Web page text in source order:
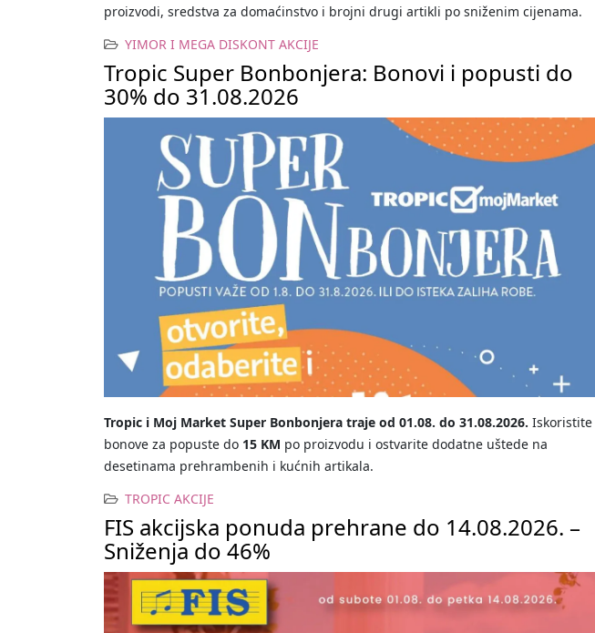
proizvodi, sredstva za domaćinstvo i brojni drugi artikli po sniženim cijenama.
YIMOR I MEGA DISKONT AKCIJE
Tropic Super Bonbonjera: Bonovi i popusti do
30% do 31.08.2026
Tropic i Moj Market Super Bonbonjera traje od 01.08. do 31.08.2026. Iskoristite
bonove za popuste do 15 KM po proizvodu i ostvarite dodatne uštede na
desetinama prehrambenih i kućnih artikala.
TROPIC AKCIJE
FIS akcijska ponuda prehrane do 14.08.2026. –
Sniženja do 46%